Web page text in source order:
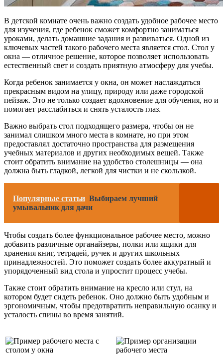
В детской комнате очень важно создать удобное рабочее место
для изучения, где ребенок сможет комфортно заниматься
уроками, делать домашние задания и развиваться. Одной из
ключевых частей такого рабочего места является стол. Стол у
окна — отличное решение, которое позволяет использовать
естественный свет и создать приятную атмосферу для учебы.
Когда ребенок занимается у окна, он может наслаждаться
прекрасным видом на улицу, природу или даже городской
пейзаж. Это не только создает вдохновение для обучения, но и
помогает расслабиться и снять усталость глаз.
Важно выбрать стол подходящего размера, чтобы он не
занимал слишком много места в комнате, но при этом
предоставлял достаточно пространства для размещения
учебных материалов и других необходимых вещей. Также
стоит обратить внимание на удобство столешницы — она
должна быть гладкой, легкой для чистки и не скользкой.
Популярные статьи Выбираем лучший
умывальник для дачи
Чтобы создать более функциональное рабочее место, можно
добавить различные органайзеры, полки или ящики для
хранения книг, тетрадей, ручек и других школьных
принадлежностей. Это поможет создать более аккуратный и
упорядоченный вид стола и упростит процесс учебы.
Также стоит обратить внимание на кресло или стул, на
котором будет сидеть ребенок. Оно должно быть удобным и
эргономичным, чтобы предотвратить неправильную осанку и
усталость спины во время занятий.